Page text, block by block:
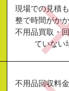
現場での見積
整で時間がか
不用品買取・
ていない
不用品回収料